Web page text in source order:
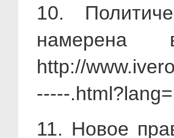
10.
http://
-----
11. Новое